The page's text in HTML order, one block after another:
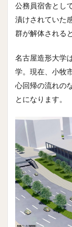
公務員宿舎とし
漬けされていた
群が解体される
名古屋造形大学
学。現在、小牧
心回帰の流れの
とになります。